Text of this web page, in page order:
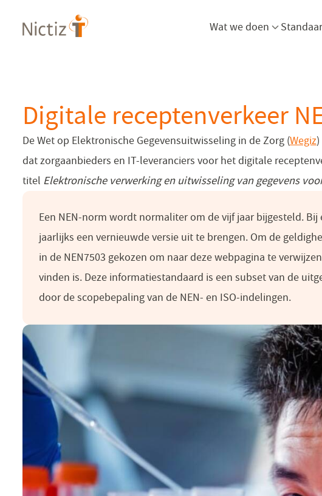
en
Wat we doen
Digitale receptenverkeer
De Wet op Elektronische Gegevensuitwisseling in de Zorg (Wegiz
dat zorgaanbieders en IT-leveranciers voor het digitale
titel Elektronische verwerking en uitwisseling van gegevens
Een NEN-norm wordt normaliter om de vijf jaar bijgesteld.
jaarlijks een vernieuwde versie uit te brengen. Om de
in de NEN7503 gekozen om naar deze webpagina te
vinden is. Deze informatiestandaard is een subset van de
door de scopebepaling van de NEN- en ISO-indelingen.